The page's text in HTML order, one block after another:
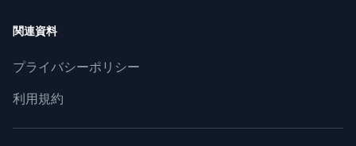
関連資料
プライバシーポリシー
利用規約